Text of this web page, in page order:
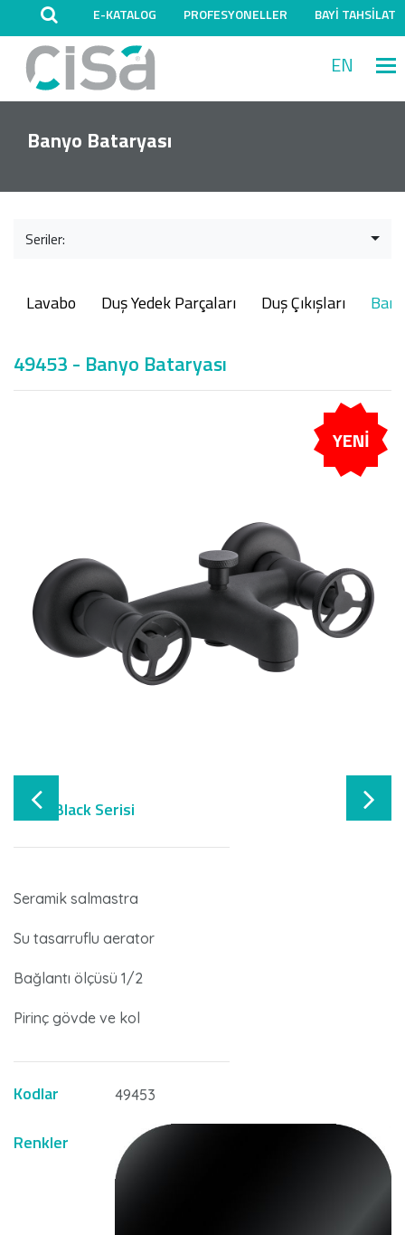
E-KATALOG PROFESYONELLER BAYİ TAHSİLAT
EN
Banyo Bataryası
Seriler:
Lavabo Duş Yedek Parçaları Duş Çıkışları
49453 - Banyo Bataryası
YENİ
Vista Black Serisi
Seramik salmastra
Su tasarruflu aerator
Bağlantı ölçüsü 1/2
Pirinç gövde ve kol
Kodlar 49453
Renkler